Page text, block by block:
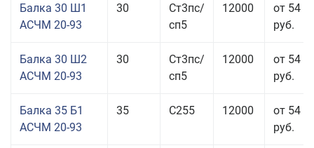
Балка 30 Ш1
АСЧМ 20-93
30
Ст3пс/
сп5
12000
от 54
руб.
Балка 30 Ш2
АСЧМ 20-93
30
Ст3пс/
сп5
12000
от 54
руб.
Балка 35 Б1
АСЧМ 20-93
35 С255 12000
от 54
руб.